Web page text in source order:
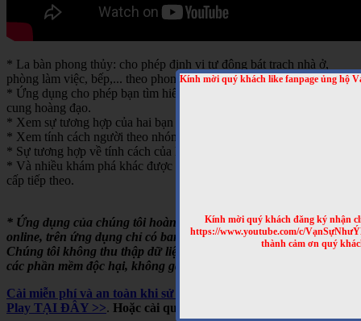
Kính mời quý khách like fanpage ủng hộ
Kính mời quý khách đăng ký nhận
https://www.youtube.com/c/
thành cảm ơn quý
* La bàn phong thủy: cho phép định vị tự động bát trạch nhà ở,
phòng làm việc, bếp,... theo phong thủy bát trạch.
* Ứng dụng cho phép bạn tìm hiểu về tính cách của từng người theo
cung hoàng đạo.
* Xem sự tương hợp của hai bạn theo cung hoàng đạo
* Xem tính cách người theo nhóm máu
* Sự tương hợp về tính cách của hai người theo nhóm máu
* Và nhiều khám phá khác được cập nhật trong những bản nâng
cấp tiếp theo.
* Ứng dụng của chúng tôi hoàn toàn miễn phí, chạy offline hoặc
online, trên ứng dụng chỉ có banner quảng cáo của Google.
Chúng tôi không thu thập dữ liệu người dùng, không cài cắm
các phần mềm độc hại, không gây tốn pin,...
Cài miễn phí và an toàn khi sử dụng cho Android, trên Google
Play TẠI ĐÂY >>. Hoặc cài qua mã QRCODE sau